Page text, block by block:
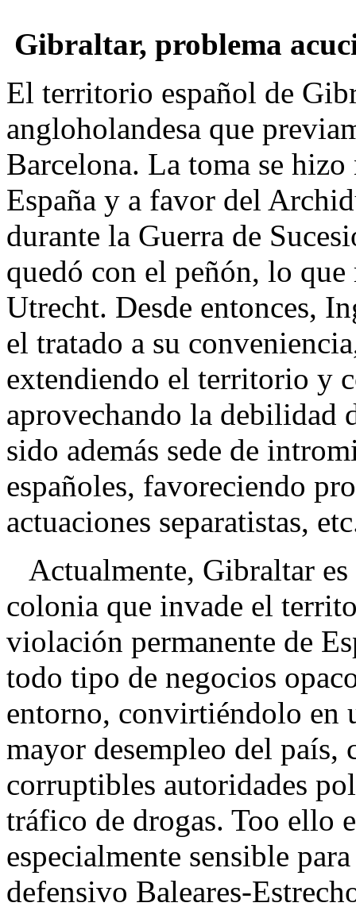
Gibraltar, problema
El territorio español de
angloholandesa que
Barcelona. La toma se
España y a favor del
durante la Guerra de
quedó con el peñón, lo
Utrecht. Desde entonces,
el tratado a su
extendiendo el territorio y
aprovechando la debilidad
sido además sede de
españoles, favoreciendo
actuaciones separatistas,
Actualmente, Gibraltar
colonia que invade el
violación permanente de
todo tipo de negocios
entorno, convirtiéndolo en
mayor desempleo del
corruptibles autoridades
tráfico de drogas. Too ello
especialmente sensible
defensivo Baleares-